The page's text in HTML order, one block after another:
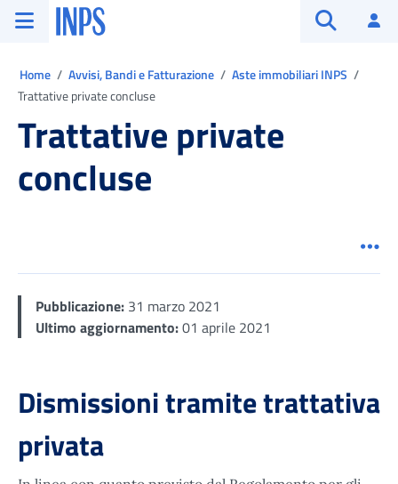
Vai al menu principale
Vai al contenuto principale
Vai al pie' di pagina
INPS ()
Home Avvisi, Bandi e Fatturazione
Aste immobiliari INPS
Trattative private concluse
Trattative private
concluse
Pubblicazione: 31 marzo 2021
Ultimo aggiornamento:01 aprile 2021
Dismissioni tramite trattativa
privata